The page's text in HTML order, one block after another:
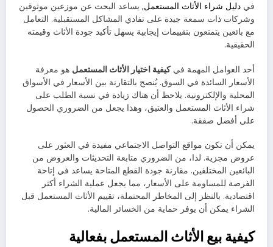
في دليل شراء الأثاث المستعمل, يساعد البحث عن موزعين موثوقين
وشركات ذات سمعة جيدة على تفادي المشاكل المستقبلية. التعامل
مع بائعين يتمتعون بتقييمات إيجابية يسهل تأكيد جودة الأثاث وقيمته
الحقيقية.
أحد العوامل المهمة فيكيفية اختيار الأثاث المستعمل هو معرفة
الأسعار السائدة في السوق. يُنصح بالتقارنة بين الأسعار في الأسواق
المحلية والإلكترونية. يلاحظ أن هناك زيادة في نسبة الطلب على
شراء الأثاث المستعمل والعتيق، وهذا يجعل من الضروري الحصول
على أفضل صفقة.
يمكن أن تكون مواقع التواصل الاجتماعي مفيدة في العثور على
عروض مجزية. لذا، من الضروري متابعة التحديثات والعروض من
البائعين المختلفين. مقارنة جودة القطع المتاحة يساعد في إتاحة
الفرصة للمساومة على الأسعار، مما يجعل عملية الشراء أكثر
اقتصادية. بالنظر إلى المخاطر المحتملة، تقييم الأثاث المستعمل قبل
الشراء يمكن أن يوفر حماية من الخسائر المالية.
كيفية بيع الأثاث المستعمل بفعالية